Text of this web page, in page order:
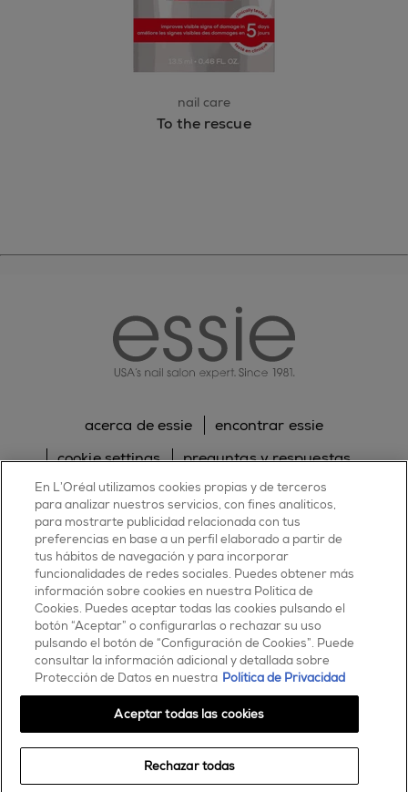
nail care
To the rescue
acerca de essie
encontrar essie
cookie settings
preguntas y respuestas
sitemap
contacta con nosotros
política de cookies
política de privacidad
facebooktwitterpinterestyoutube
ESSIE
30, rue d’Alsace – 92300 Levallois-Perret
FRANCE
900 181 055
En L’Oréal utilizamos cookies propias y de terceros
para analizar nuestros servicios, con fines analíticos,
para mostrarte publicidad relacionada con tus
preferencias en base a un perfil elaborado a partir de
tus hábitos de navegación y para incorporar
funcionalidades de redes sociales. Puedes obtener más
información sobre cookies en nuestra Política de
Cookies. Puedes aceptar todas las cookies pulsando el
botón “Aceptar” o configurarlas o rechazar su uso
pulsando el botón de “Configuración de Cookies”. Puede
consultar la información adicional y detallada sobre
Protección de Datos en nuestra Política de Privacidad
Rechazar todas
Aceptar todas las cookies